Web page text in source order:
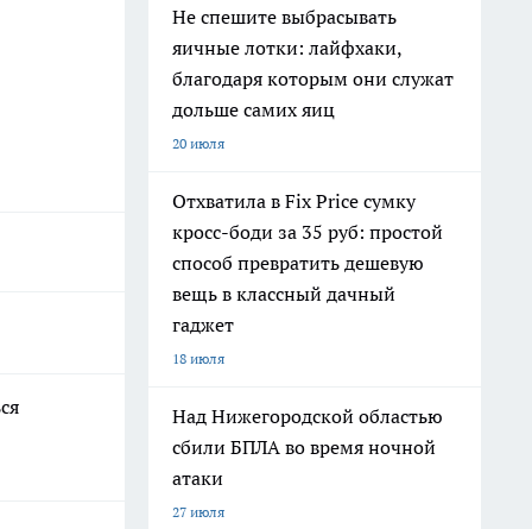
Не спешите выбрасывать
яичные лотки: лайфхаки,
благодаря которым они служат
дольше самих яиц
20 июля
Отхватила в Fix Price сумку
кросс-боди за 35 руб: простой
способ превратить дешевую
вещь в классный дачный
гаджет
18 июля
Над Нижегородской областью
сбили БПЛА во время ночной
атаки
27 июля